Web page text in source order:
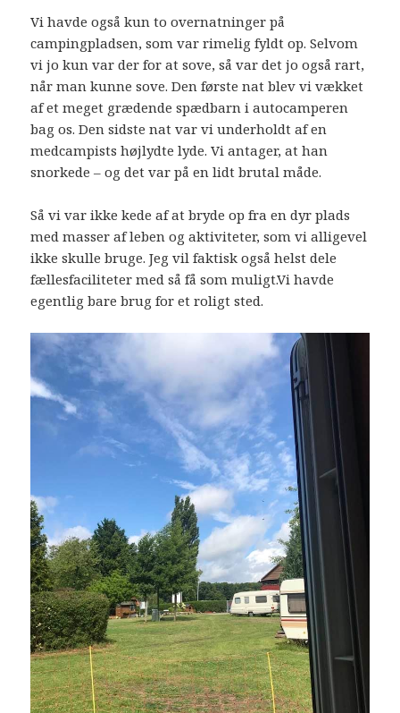
Vi havde også kun to overnatninger på
campingpladsen, som var rimelig fyldt op. Selvom
vi jo kun var der for at sove, så var det jo også rart,
når man kunne sove. Den første nat blev vi vækket
af et meget grædende spædbarn i autocamperen
bag os. Den sidste nat var vi underholdt af en
medcampists højlydte lyde. Vi antager, at han
snorkede – og det var på en lidt brutal måde.
Så vi var ikke kede af at bryde op fra en dyr plads
med masser af leben og aktiviteter, som vi alligevel
ikke skulle bruge. Jeg vil faktisk også helst dele
fællesfaciliteter med så få som muligt.Vi havde
egentlig bare brug for et roligt sted.